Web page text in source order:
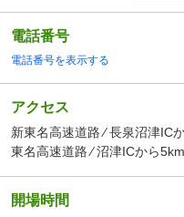
電話番号
電話番号を表示する
アクセス
新東名高速道路 ⁄ 長泉沼津IC
東名高速道路 ⁄ 沼津ICから
開場時間